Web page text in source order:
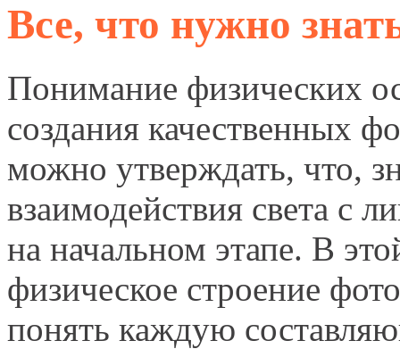
Все, что нужно
Понимание физических
создания качественных
можно утверждать, что,
взаимодействия света с
на начальном этапе. В
физическое строение
понять каждую